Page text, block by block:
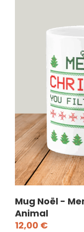
Mug Noël -
Animal
12,00 €